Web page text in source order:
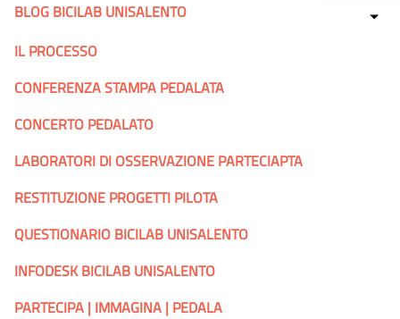
BLOG BICILAB UNISALENTO
IL PROCESSO
CONFERENZA STAMPA PEDALATA
CONCERTO PEDALATO
LABORATORI DI OSSERVAZIONE PARTECIAPTA
RESTITUZIONE PROGETTI PILOTA
QUESTIONARIO BICILAB UNISALENTO
INFODESK BICILAB UNISALENTO
PARTECIPA | IMMAGINA | PEDALA